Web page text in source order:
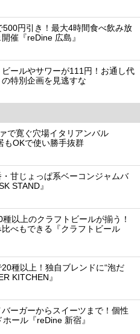
円引き！最大4時間食べ飲み放
催『reDine 広島』
ビールやサワーが111円！お通し代
特別企画を見逃すな
で寛ぐ穴場イタリアンバル
もOKで使い勝手抜群
甘じょっぱ系ベーコンジャムバ
STAND』
以上のクラフトビールが揃う！
べもできる『クラフトビール
種以上！独自ブレンドに“泡だ
KITCHEN』
ーガーからスイーツまで！個性
ール『reDine 新宿』